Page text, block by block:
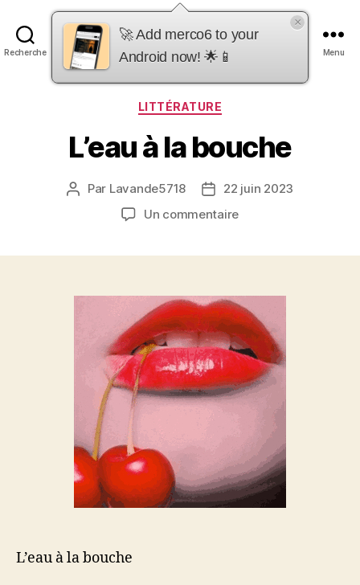
Recherche
merco6
Menu
Catégories
LITTÉRATURE
L’eau à la bouche
Auteur
Par Lavande5718
Date22 juin 2023
Un commentairesur
L’eau à la bouche
🚀 Add merco6 to your
Android now! 🌟📱
×